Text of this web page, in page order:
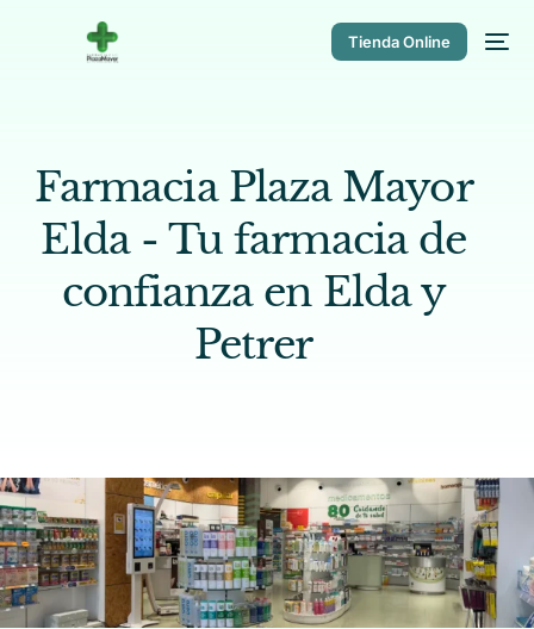
Tienda Online
Farmacia Plaza Mayor
Elda - Tu farmacia de
confianza en Elda y
Petrer